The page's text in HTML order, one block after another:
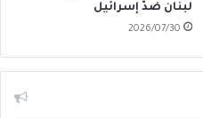
لبنان ضدّ إسرائيل
2026/07/30